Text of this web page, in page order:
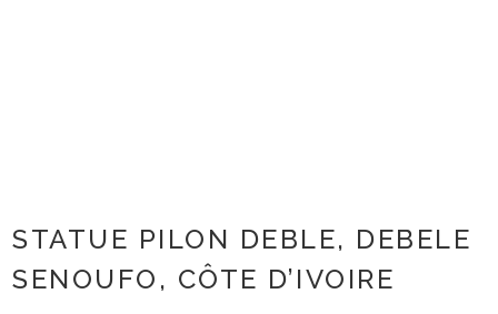
STATUE PILON DEBLE, DEBELE
SENOUFO, CÔTE D’IVOIRE